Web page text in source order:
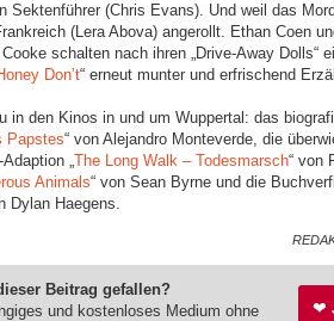
Sektenführer (Chris Evans). Und weil das
(Lera Abova) angerollt. Ethan Coen
schalten nach ihren „Drive-Away Dolls“
Don’t“ erneut munter und erfrischend
in den Kinos in und um Wuppertal: das
Papstes“ von Alejandro Monteverde, die
„The Long Walk – Todesmarsch“ von
Animals“ von Sean Byrne und die
Dylan Haegens.
❤
Beitrag gefallen?
und kostenloses Medium ohne